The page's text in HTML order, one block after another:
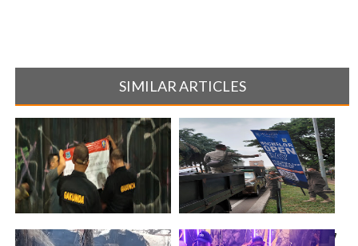
SIMILAR ARTICLES
Satpol PP Tangsel Gelar Razia
Satpol PP Tangsel Tertibkan 37